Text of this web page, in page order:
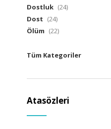
Dostluk (24)
Dost (24)
Ölüm (22)
Tüm Kategoriler
Atasözleri